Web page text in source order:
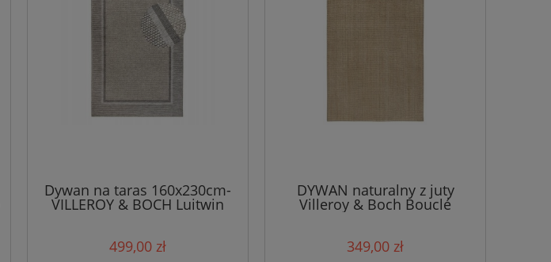
Dywan na taras 160x230cm-
VILLEROY & BOCH Luitwin
typu sizal
499,00 zł
DYWAN naturalny z juty
Villeroy & Boch Bouclé
160x230cm w kolorze
349,00 zł